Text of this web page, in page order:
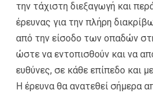
την τάχιστη διεξαγωγή και
έρευνας για την πλήρη
από την είσοδο των οπαδών
ώστε να εντοπισθούν και να
ευθύνες, σε κάθε επίπεδο και
Η έρευνα θα ανατεθεί σήμερα